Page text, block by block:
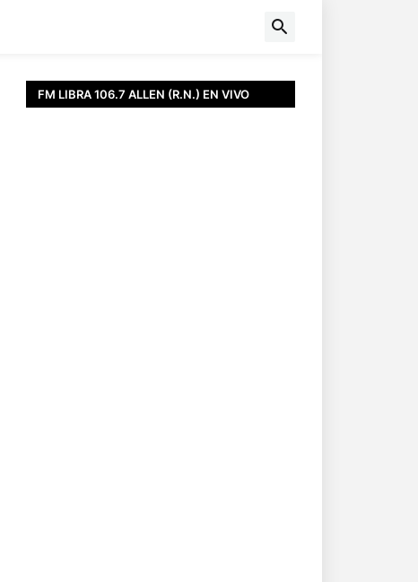
FM LIBRA 106.7 ALLEN (R.N.) EN VIVO